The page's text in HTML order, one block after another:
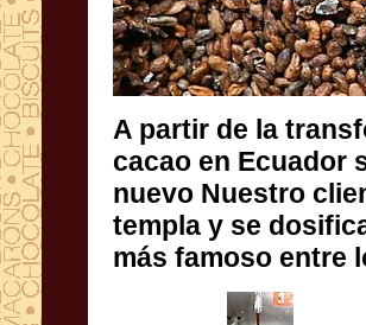
A partir de la
cacao en Ecuador
nuevo Nuestro
templa y se
más famoso entre